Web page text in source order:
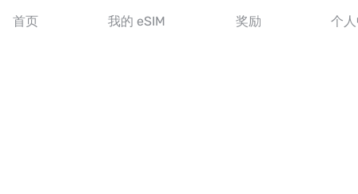
亚洲 eSIM
首页 我的 eSIM 奖励 个